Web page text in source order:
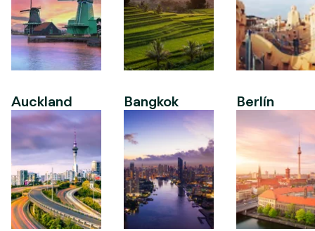
Auckland Bangkok Berlín